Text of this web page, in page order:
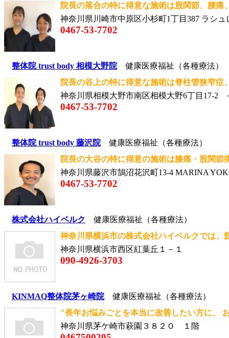
院長の落合の特に得意な施術は股関節、腰痛
神奈川県川崎市中原区小杉町1丁目387 ラシ
0467-53-7702
整体院 trust body 相模大野院健康医療福祉（各種療法）
院長の谷上の特に得意な施術は脊柱管狭窄症
神奈川県相模大野市南区相模大野6丁目17-2
0467-53-7702
整体院 trust body 藤沢院健康医療福祉（各種療法）
院長の大谷の特に得意の施術は膝痛・股関節
神奈川県藤沢市鵠沼花沢町13-4 MARINA
0467-53-7702
株式会社ハイベルク
健康医療福祉（各種療法）
神奈川県横浜市の株式会社ハイベルクでは、
神奈川県横浜市西区紅葉丘１－１
090-4926-3703
KINMAQ整体院茅ヶ崎院健康医療福祉（各種療法）
"長年お悩みごとを本当に改善したい方に、
神奈川県茅ケ崎市萩園３８２０ １階